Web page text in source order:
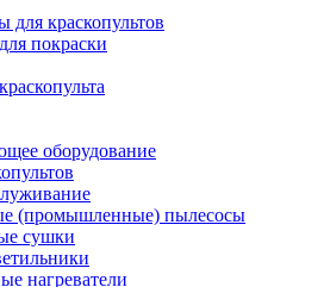
краскопультов
покраски
оборудование
(промышленные) пылесосы
сушки
нагреватели